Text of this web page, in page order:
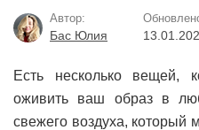
Автор:
Бас Юлия
Есть несколько вещей,
оживить ваш образ в
свежего воздуха, который